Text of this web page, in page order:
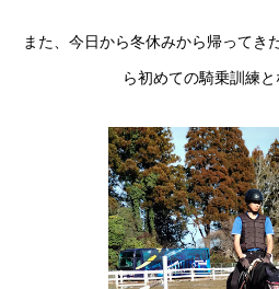
また、今日から冬休みから帰ってき
ら初めての騎乗訓練と